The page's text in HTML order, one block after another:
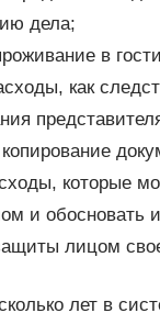
дела;
в
как
которые
и обосновать
лицом
лет в